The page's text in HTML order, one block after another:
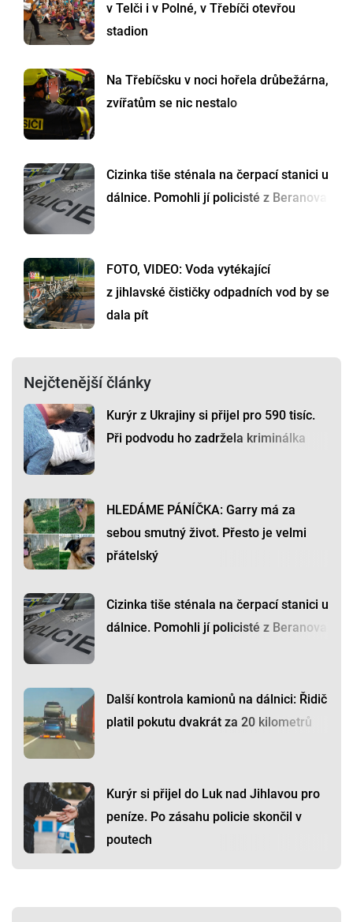
v Telči i v Polné, v Třebíči otevřou
stadion
Na Třebíčsku v noci hořela drůbežárna,
zvířatům se nic nestalo
Cizinka tiše sténala na čerpací stanici u
dálnice. Pomohli jí policisté z Beranova
FOTO, VIDEO: Voda vytékající
z jihlavské čističky odpadních vod by se
dala pít
Nejčtenější články
Kurýr z Ukrajiny si přijel pro 590 tisíc.
Při podvodu ho zadržela kriminálka
HLEDÁME PÁNÍČKA: Garry má za
sebou smutný život. Přesto je velmi
přátelský
Cizinka tiše sténala na čerpací stanici u
dálnice. Pomohli jí policisté z Beranova
Další kontrola kamionů na dálnici: Řidič
platil pokutu dvakrát za 20 kilometrů
Kurýr si přijel do Luk nad Jihlavou pro
peníze. Po zásahu policie skončil v
poutech